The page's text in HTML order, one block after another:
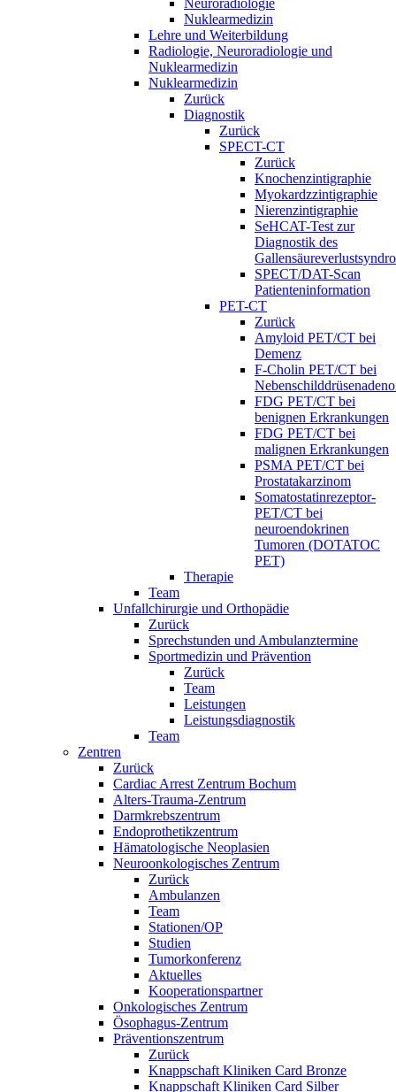
Neuroradiologie
Nuklearmedizin
Lehre und Weiterbildung
Radiologie, Neuroradiologie und
Nuklearmedizin
Nuklearmedizin
Zurück
Diagnostik
Zurück
SPECT-CT
Zurück
Knochenzintigraphie
Myokardzzintigraphie
Nierenzintigraphie
SeHCAT-Test zur
Diagnostik des
SPECT/DAT-Scan
Patienteninformation
PET-CT
Zurück
Amyloid PET/CT bei
Demenz
F-Cholin PET/CT bei
FDG PET/CT bei
benignen Erkrankungen
FDG PET/CT bei
malignen Erkrankungen
PSMA PET/CT bei
Prostatakarzinom
Somatostatinrezeptor-
PET/CT bei
neuroendokrinen
Tumoren (DOTATOC
PET)
Therapie
Team
Unfallchirurgie und Orthopädie
Zurück
Sprechstunden und Ambulanztermine
Sportmedizin und Prävention
Zurück
Team
Leistungen
Leistungsdiagnostik
Team
Zentren
Zurück
Cardiac Arrest Zentrum Bochum
Alters-Trauma-Zentrum
Darmkrebszentrum
Endoprothetikzentrum
Hämatologische Neoplasien
Neuroonkologisches Zentrum
Zurück
Ambulanzen
Team
Stationen/OP
Studien
Tumorkonferenz
Aktuelles
Kooperationspartner
Onkologisches Zentrum
Ösophagus-Zentrum
Präventionszentrum
Zurück
Knappschaft Kliniken Card Bronze
Knappschaft Kliniken Card Silber